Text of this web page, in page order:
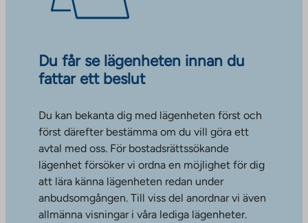
Du får se lägenheten innan du
fattar ett beslut
Du kan bekanta dig med lägenheten först och
först därefter bestämma om du vill göra ett
avtal med oss. För bostadsrättssökande
lägenhet försöker vi ordna en möjlighet för dig
att lära känna lägenheten redan under
anbudsomgången. Till viss del anordnar vi även
allmänna visningar i våra lediga lägenheter.